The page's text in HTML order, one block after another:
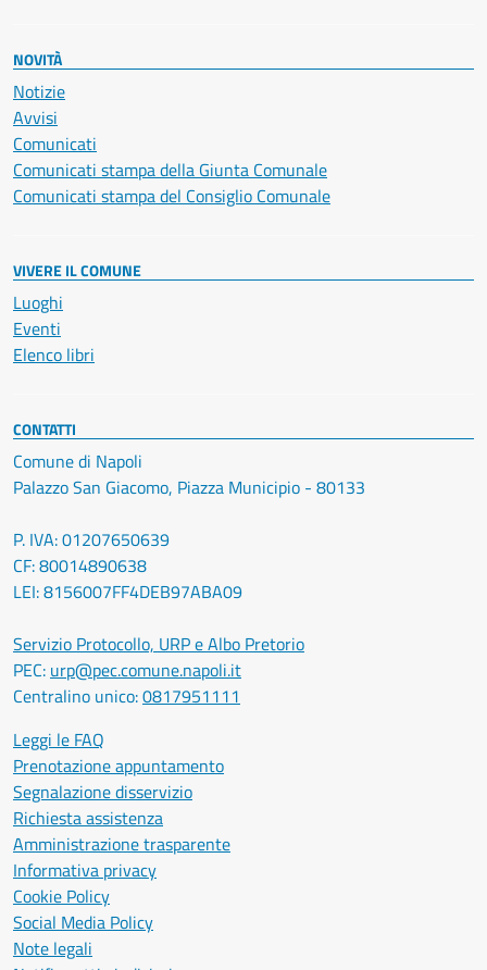
NOVITÀ
Notizie
Avvisi
Comunicati
Comunicati stampa della Giunta Comunale
Comunicati stampa del Consiglio Comunale
VIVERE IL COMUNE
Luoghi
Eventi
Elenco libri
CONTATTI
Comune di Napoli
Palazzo San Giacomo, Piazza Municipio - 80133
P. IVA: 01207650639
CF: 80014890638
LEI: 8156007FF4DEB97ABA09
Servizio Protocollo, URP e Albo Pretorio
PEC: urp@pec.comune.napoli.it
Centralino unico:0817951111
Leggi le FAQ
Prenotazione appuntamento
Segnalazione disservizio
Richiesta assistenza
Amministrazione trasparente
Informativa privacy
Cookie Policy
Social Media Policy
Note legali